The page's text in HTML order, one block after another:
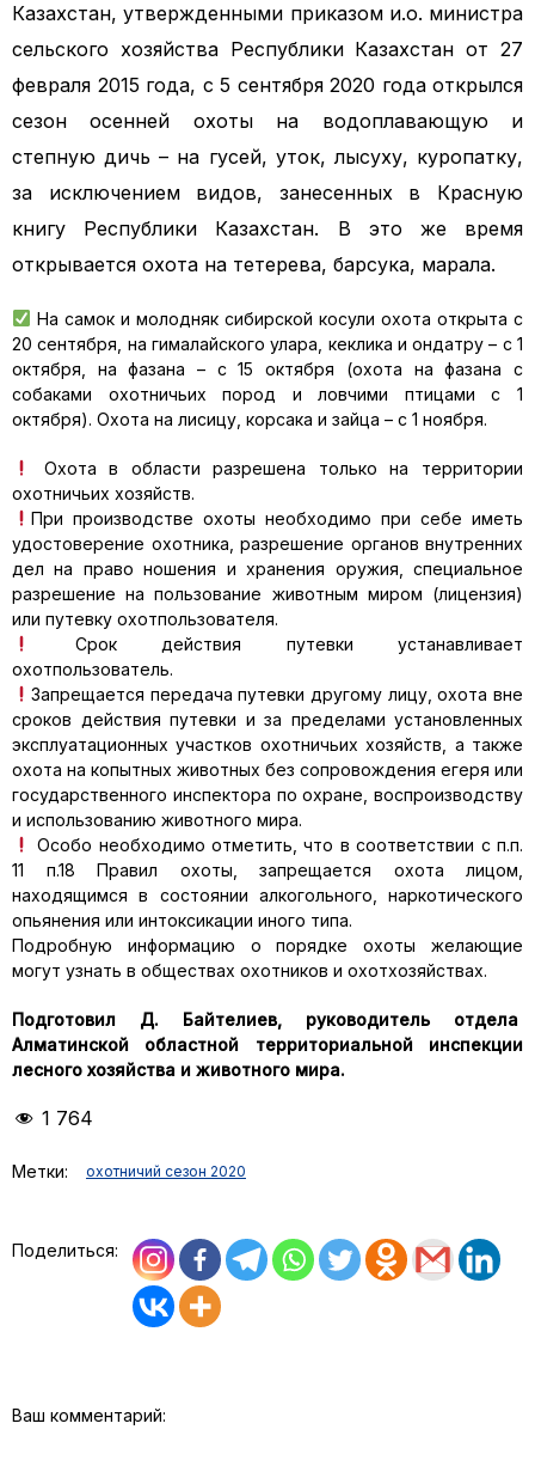
Казахстан, утвержденными приказом и.о. министра
сельского хозяйства Республики Казахстан от 27
февраля 2015 года, с 5 сентября 2020 года открылся
сезон осенней охоты на водоплавающую и
степную дичь – на гусей, уток, лысуху, куропатку,
за исключением видов, занесенных в Красную
книгу Республики Казахстан. В это же время
открывается охота на тетерева, барсука, марала.
На самок и молодняк сибирской косули охота открыта с
20 сентября, на гималайского улара, кеклика и ондатру – с 1
октября, на фазана – с 15 октября (охота на фазана с
собаками охотничьих пород и ловчими птицами с 1
октября). Охота на лисицу, корсака и зайца – с 1 ноября.
Охота в области разрешена только на территории
охотничьих хозяйств.
При производстве охоты необходимо при себе иметь
удостоверение охотника, разрешение органов внутренних
дел на право ношения и хранения оружия, специальное
разрешение на пользование животным миром (лицензия)
или путевку охотпользователя.
Срок действия путевки устанавливает
охотпользователь.
Запрещается передача путевки другому лицу, охота вне
сроков действия путевки и за пределами установленных
эксплуатационных участков охотничьих хозяйств, а также
охота на копытных животных без сопровождения егеря или
государственного инспектора по охране, воспроизводству
и использованию животного мира.
Особо необходимо отметить, что в соответствии с п.п.
11 п.18 Правил охоты, запрещается охота лицом,
находящимся в состоянии алкогольного, наркотического
опьянения или интоксикации иного типа.
Подробную информацию о порядке охоты желающие
могут узнать в обществах охотников и охотхозяйствах.
Подготовил Д. Байтелиев, руководитель отдела
Алматинской областной территориальной инспекции
лесного хозяйства и животного мира.
1 764
Метки: охотничий сезон 2020
Поделиться:
Ваш комментарий: